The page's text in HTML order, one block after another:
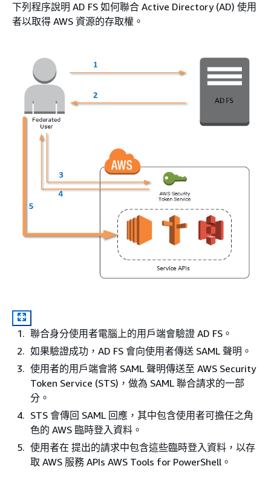
下列程序說明 AD FS 如何聯合 Active Directory (AD) 使用
者以取得 AWS 資源的存取權。
聯合身分使用者電腦上的用戶端會驗證 AD FS。
如果驗證成功，AD FS 會向使用者傳送 SAML 聲明。
使用者的用戶端會將 SAML 聲明傳送至 AWS Security
Token Service (STS)，做為 SAML 聯合請求的一部
分。
STS 會傳回 SAML 回應，其中包含使用者可擔任之角
色的 AWS 臨時登入資料。
使用者在 提出的請求中包含這些臨時登入資料，以存
取 AWS 服務 APIs AWS Tools for PowerShell。